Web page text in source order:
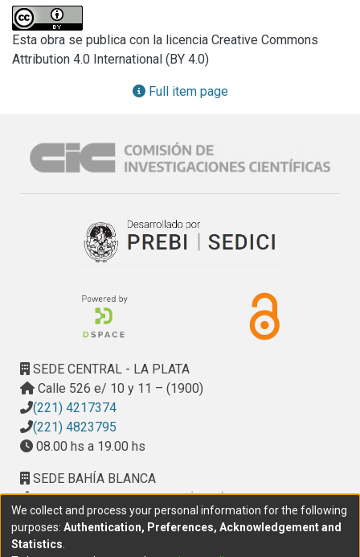
• Educación para el autocuidado de personas con diabetes
tipo 1, tipo 2, tipo 2 con insulina, diabetes gestacional y
factores de riesgo cardiovascular
y enfermeras) en el nivel primario de atención en el área de
embarazadas (Programa EDUGEST)
Todas estas actividades están relacionadas con a) la
prevención primaria de diabetes, b) control y tratamiento de
gestacional y c) prevención y control de factores de riesgo
cardiovascular inducidas por hábitos no saludables.
paciente en el control y tratamiento de su enfermedad.
Esta obra se publica con la licencia Creative Commons
Attribution 4.0 International (BY 4.0)
Full item page
SEDE CENTRAL - LA PLATA
Calle 526 e/ 10 y 11 – (1900)
(221) 4217374
(221) 4823795
08.00 hs a 19.00 hs
SEDE BAHÍA BLANCA
Calle Ciudad de Cali 320 – (8000). Universidad
Provincial del Sudoeste (UPSO)
(291) 459 2550, interno 147
We collect and process your personal information for the following
purposes: Authentication, Preferences, Acknowledgement and
Statistics